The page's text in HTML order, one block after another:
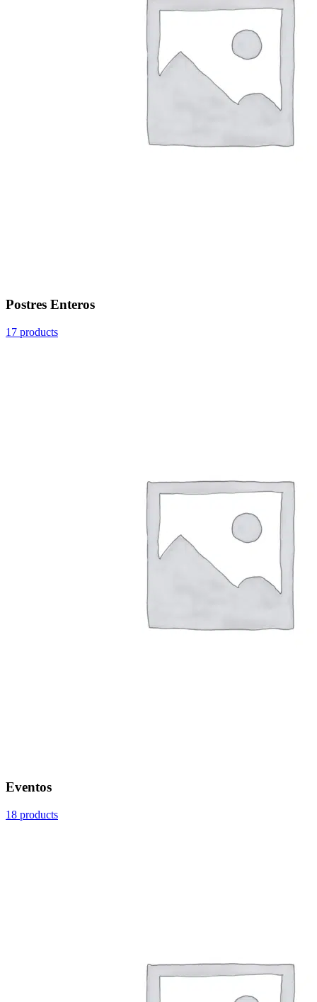
Postres Enteros
17 products
Eventos
18 products